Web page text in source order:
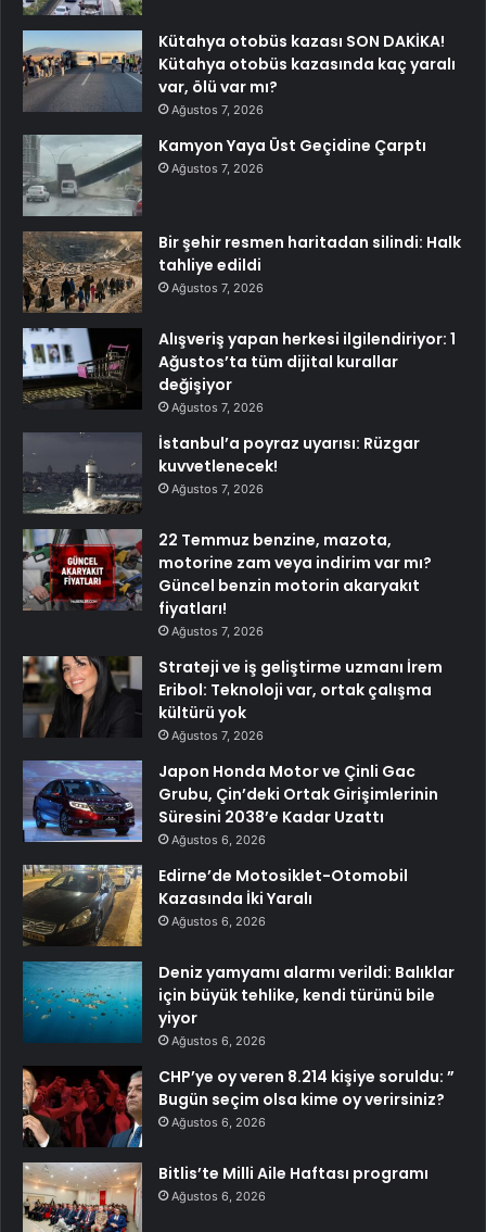
Kütahya otobüs kazası SON DAKİKA!
Kütahya otobüs kazasında kaç yaralı
var, ölü var mı?
Ağustos 7, 2026
Kamyon Yaya Üst Geçidine Çarptı
Ağustos 7, 2026
Bir şehir resmen haritadan silindi: Halk
tahliye edildi
Ağustos 7, 2026
Alışveriş yapan herkesi ilgilendiriyor: 1
Ağustos’ta tüm dijital kurallar
değişiyor
Ağustos 7, 2026
İstanbul’a poyraz uyarısı: Rüzgar
kuvvetlenecek!
Ağustos 7, 2026
22 Temmuz benzine, mazota,
motorine zam veya indirim var mı?
Güncel benzin motorin akaryakıt
fiyatları!
Ağustos 7, 2026
Strateji ve iş geliştirme uzmanı İrem
Eribol: Teknoloji var, ortak çalışma
kültürü yok
Ağustos 7, 2026
Japon Honda Motor ve Çinli Gac
Grubu, Çin’deki Ortak Girişimlerinin
Süresini 2038’e Kadar Uzattı
Ağustos 6, 2026
Edirne’de Motosiklet-Otomobil
Kazasında İki Yaralı
Ağustos 6, 2026
Deniz yamyamı alarmı verildi: Balıklar
için büyük tehlike, kendi türünü bile
yiyor
Ağustos 6, 2026
CHP’ye oy veren 8.214 kişiye soruldu: ”
Bugün seçim olsa kime oy verirsiniz?
Ağustos 6, 2026
Bitlis’te Milli Aile Haftası programı
Ağustos 6, 2026